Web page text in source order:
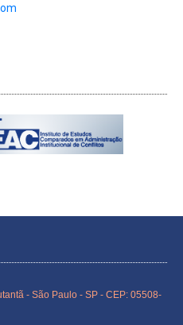
- São Paulo - SP - CEP: 05508-